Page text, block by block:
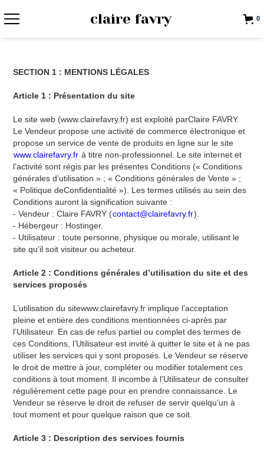
claire favry 0
SECTION 1 : MENTIONS LÉGALES
Article 1 : Présentation du site
Le site web (www.clairefavry.fr) est exploité parClaire FAVRY.
Le Vendeur propose une activité de commerce électronique et
propose un service de vente de produits en ligne sur le site
www.clairefavry.fr à titre non-professionnel. Le site internet et
l’activité sont régis par les présentes Conditions (« Conditions
générales d’utilisation » ; « Conditions générales de Vente » ;
« Politique deConfidentialité »). Les termes utilisés au sein des
Conditions auront la signification suivante :
- Vendeur : Claire FAVRY (contact@clairefavry.fr).
- Hébergeur : Hostinger.
- Utilisateur : toute personne, physique ou morale, utilisant le
site qu’il soit visiteur ou acheteur.
Article 2 : Conditions générales d’utilisation du site et des
services proposés
L’utilisation du sitewww.clairefavry.fr implique l’acceptation
pleine et entière des conditions mentionnées ci-après par
l’Utilisateur. En cas de refus partiel ou complet des termes de
ces Conditions, l’Utilisateur est invité à quitter le site et à ne pas
utiliser les services qui y sont proposés. Le Vendeur se réserve
le droit de mettre à jour, compléter ou modifier totalement ces
conditions à tout moment. Il incombe à l’Utilisateur de consulter
régulièrement cette page pour en prendre connaissance. Le
Vendeur se réserve le droit de refuser de servir quelqu’un à
tout moment et pour quelque raison que ce soit.
Article 3 : Description des services fournis